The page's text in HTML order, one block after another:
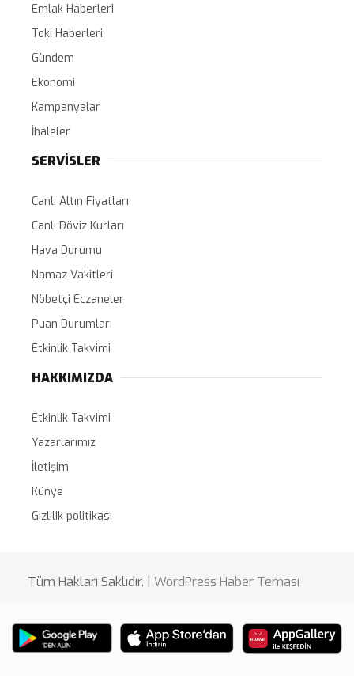
Emlak Haberleri
Toki Haberleri
Gündem
Ekonomi
Kampanyalar
İhaleler
SERVİSLER
Canlı Altın Fiyatları
Canlı Döviz Kurları
Hava Durumu
Namaz Vakitleri
Nöbetçi Eczaneler
Puan Durumları
Etkinlik Takvimi
HAKKIMIZDA
Etkinlik Takvimi
Yazarlarımız
İletişim
Künye
Gizlilik politikası
Tüm Hakları Saklıdır. | WordPress Haber Teması